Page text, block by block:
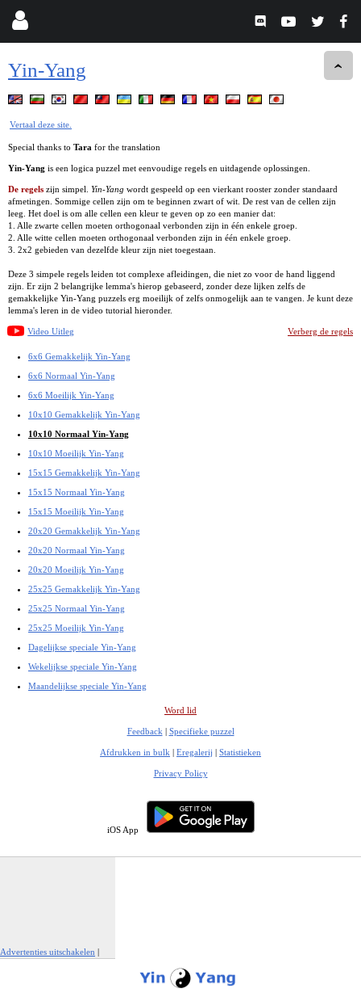
Yin-Yang
Vertaal deze site.
Special thanks to Tara for the translation
Yin-Yang is een logica puzzel met eenvoudige regels en uitdagende oplossingen.
De regels zijn simpel. Yin-Yang wordt gespeeld op een vierkant rooster zonder standaard
afmetingen. Sommige cellen zijn om te beginnen zwart of wit. De rest van de cellen zijn
leeg. Het doel is om alle cellen een kleur te geven op zo een manier dat:
1. Alle zwarte cellen moeten orthogonaal verbonden zijn in één enkele groep.
2. Alle witte cellen moeten orthogonaal verbonden zijn in één enkele groep.
3. 2x2 gebieden van dezelfde kleur zijn niet toegestaan.
Deze 3 simpele regels leiden tot complexe afleidingen, die niet zo voor de hand liggend
zijn. Er zijn 2 belangrijke lemma's hierop gebaseerd, zonder deze lijken zelfs de
gemakkelijke Yin-Yang puzzels erg moeilijk of zelfs onmogelijk aan te vangen. Je kunt deze
lemma's leren in de video tutorial hieronder.
Video Uitleg Verberg de regels
6x6 Gemakkelijk Yin-Yang
6x6 Normaal Yin-Yang
6x6 Moeilijk Yin-Yang
10x10 Gemakkelijk Yin-Yang
10x10 Normaal Yin-Yang
10x10 Moeilijk Yin-Yang
15x15 Gemakkelijk Yin-Yang
15x15 Normaal Yin-Yang
15x15 Moeilijk Yin-Yang
20x20 Gemakkelijk Yin-Yang
20x20 Normaal Yin-Yang
20x20 Moeilijk Yin-Yang
25x25 Gemakkelijk Yin-Yang
25x25 Normaal Yin-Yang
25x25 Moeilijk Yin-Yang
Dagelijkse speciale Yin-Yang
Wekelijkse speciale Yin-Yang
Maandelijkse speciale Yin-Yang
Word lid
Feedback | Specifieke puzzel
Afdrukken in bulk | Eregalerij | Statistieken
Privacy Policy
iOS App
Advertenties uitschakelen |